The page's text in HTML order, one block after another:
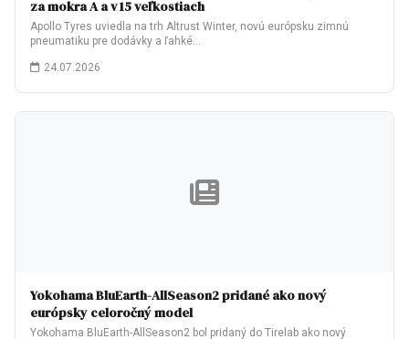
za mokra A a v 15 veľkostiach
Apollo Tyres uviedla na trh Altrust Winter, novú európsku zimnú
pneumatiku pre dodávky a ľahké…
24.07.2026
Yokohama BluEarth-AllSeason2 pridané ako nový
európsky celoročný model
Yokohama BluEarth-AllSeason2 bol pridaný do Tirelab ako nový